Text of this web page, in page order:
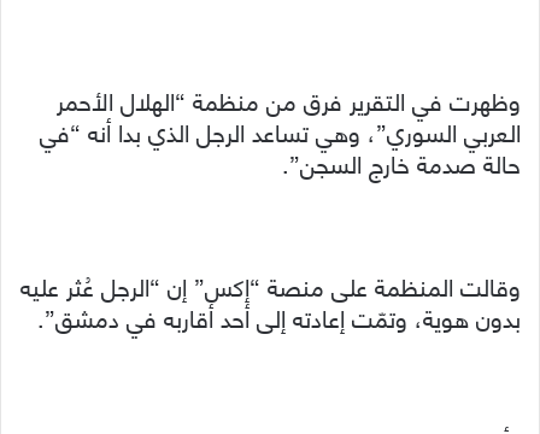
وظهرت في التقرير فرق من منظمة “الهلال الأحمر
العربي السوري”، وهي تساعد الرجل الذي بدا أنه “في
حالة صدمة خارج السجن”.
وقالت المنظمة على منصة “إكس” إن “الرجل عُثر عليه
بدون هوية، وتمّت إعادته إلى أحد أقاربه في دمشق”.